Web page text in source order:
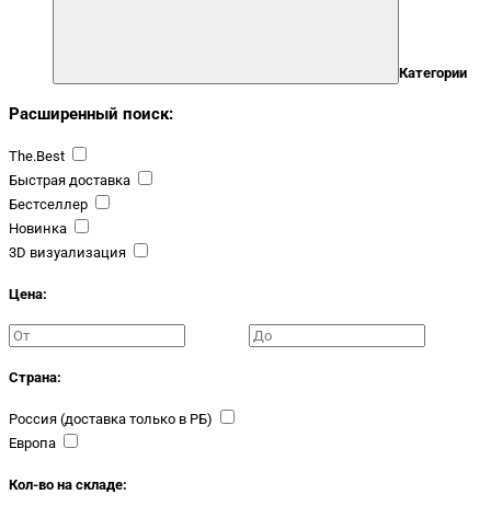
Категории
Расширенный поиск:
The.Best
Быстрая доставка
Бестселлер
Новинка
3D визуализация
Цена:
Страна:
Россия (доставка только в РБ)
Европа
Кол-во на складе: